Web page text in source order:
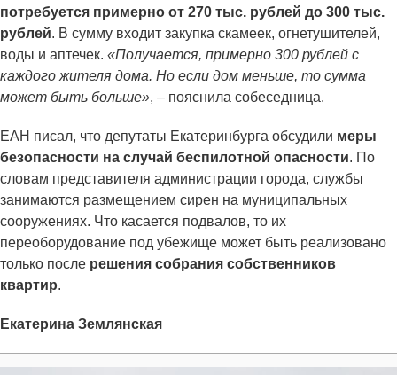
потребуется примерно от 270 тыс. рублей до 300 тыс.
рублей. В сумму входит закупка скамеек, огнетушителей,
воды и аптечек. «Получается, примерно 300 рублей с
каждого жителя дома. Но если дом меньше, то сумма
может быть больше», – пояснила собеседница.
ЕАН писал, что депутаты Екатеринбурга обсудили меры
безопасности на случай беспилотной опасности. По
словам представителя администрации города, службы
занимаются размещением сирен на муниципальных
сооружениях. Что касается подвалов, то их
переоборудование под убежище может быть реализовано
только после решения собрания собственников
квартир.
Екатерина Землянская